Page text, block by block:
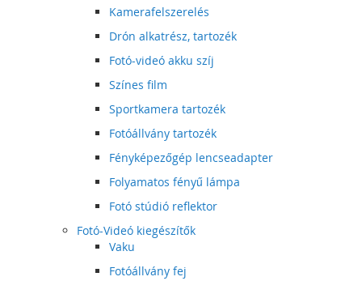
Kamerafelszerelés
Drón alkatrész, tartozék
Fotó-videó akku szíj
Színes film
Sportkamera tartozék
Fotóállvány tartozék
Fényképezőgép lencseadapter
Folyamatos fényű lámpa
Fotó stúdió reflektor
Fotó-Videó kiegészítők
Vaku
Fotóállvány fej